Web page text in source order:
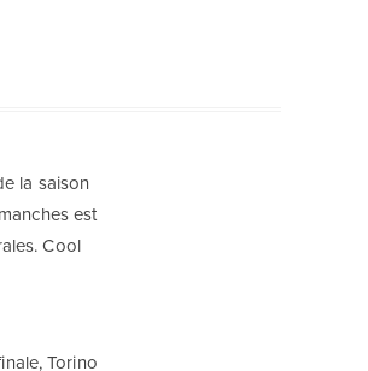
la saison
est
Cool
Torino